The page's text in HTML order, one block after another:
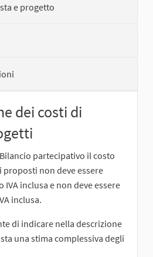
e progetto
dei costi di
partecipativo il costo
non deve essere
IVA inclusa e non deve essere
inclusa.
di indicare nella descrizione
una stima complessiva degli